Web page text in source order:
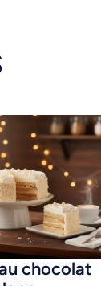
chocolat